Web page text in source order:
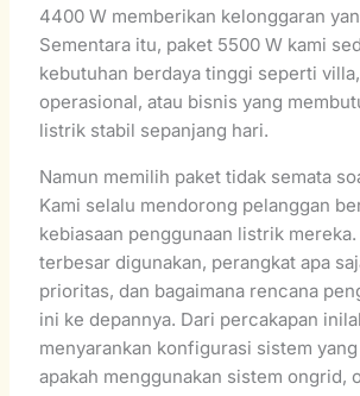
4400 W memberikan kelonggaran
Sementara itu, paket 5500 W kami
kebutuhan berdaya tinggi seperti
operasional, atau bisnis yang
listrik stabil sepanjang hari.
Namun memilih paket tidak semata
Kami selalu mendorong pelanggan
kebiasaan penggunaan listrik mereka.
terbesar digunakan, perangkat apa
prioritas, dan bagaimana rencana
ini ke depannya. Dari percakapan
menyarankan konfigurasi sistem
apakah menggunakan sistem ongrid,